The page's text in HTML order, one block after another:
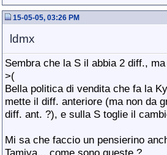
15-05-05, 03:26 PM
ldmx
Sembra che la S il abbia 2 diff.,
>(
Bella politica di vendita che fa la
mette il diff. anteriore (ma non da
diff. ant. ?), e sulla S toglie il
Mi sa che faccio un pensierino
Tamiya... come sono queste ?